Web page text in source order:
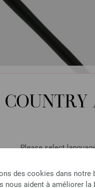
COUNTRY
Please select
des cookies dans notre
nous aident à améliorer